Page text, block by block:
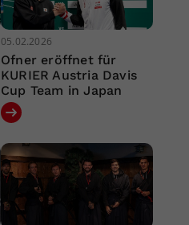
05.02.2026
Ofner eröffnet für
KURIER Austria Davis
Cup Team in Japan